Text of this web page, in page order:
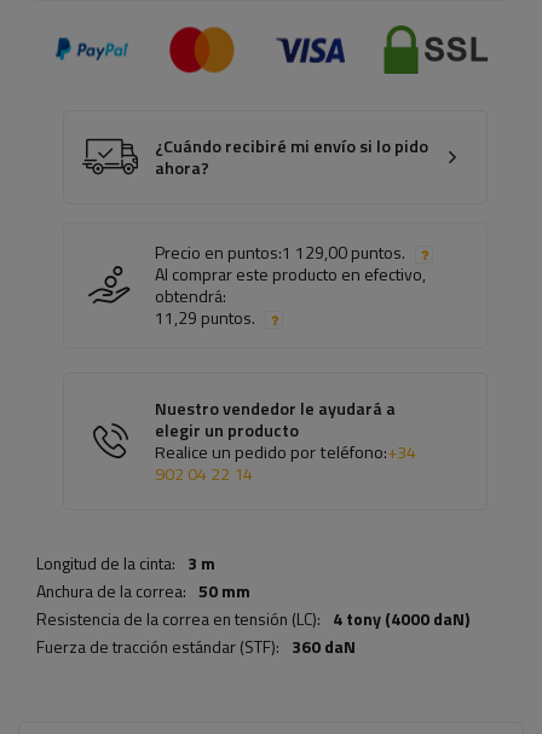
¿Cuándo recibiré mi envío si lo pido
ahora?
Precio en puntos:1 129,00 puntos.
Al comprar este producto en efectivo,
obtendrá:
11,29 puntos.
Nuestro vendedor le ayudará a
elegir un producto
Realice un pedido por teléfono:+34
902 04 22 14
Longitud de la cinta: 3 m
Anchura de la correa: 50 mm
Resistencia de la correa en tensión (LC): 4 tony (4000 daN)
Fuerza de tracción estándar (STF): 360 daN